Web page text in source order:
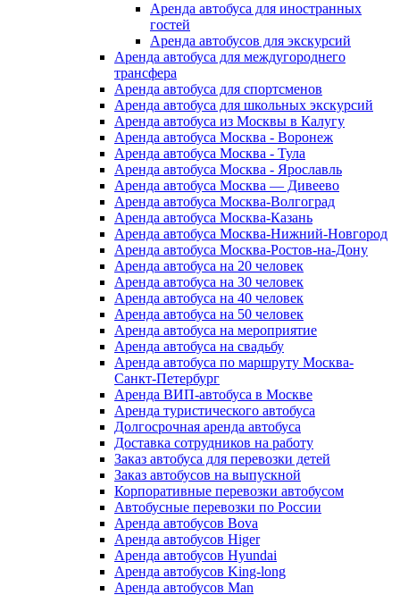
Аренда автобуса для иностранных
гостей
Аренда автобусов для экскурсий
Аренда автобуса для междугороднего
трансфера
Аренда автобуса для спортсменов
Аренда автобуса для школьных экскурсий
Аренда автобуса из Москвы в Калугу
Аренда автобуса Москва - Воронеж
Аренда автобуса Москва - Тула
Аренда автобуса Москва - Ярославль
Аренда автобуса Москва — Дивеево
Аренда автобуса Москва-Волгоград
Аренда автобуса Москва-Казань
Аренда автобуса Москва-Нижний-Новгород
Аренда автобуса Москва-Ростов-на-Дону
Аренда автобуса на 20 человек
Аренда автобуса на 30 человек
Аренда автобуса на 40 человек
Аренда автобуса на 50 человек
Аренда автобуса на мероприятие
Аренда автобуса на свадьбу
Аренда автобуса по маршруту Москва-
Санкт-Петербург
Аренда ВИП-автобуса в Москве
Аренда туристического автобуса
Долгосрочная аренда автобуса
Доставка сотрудников на работу
Заказ автобуса для перевозки детей
Заказ автобусов на выпускной
Корпоративные перевозки автобусом
Автобусные перевозки по России
Аренда автобусов Bova
Аренда автобусов Higer
Аренда автобусов Hyundai
Аренда автобусов King-long
Аренда автобусов Man